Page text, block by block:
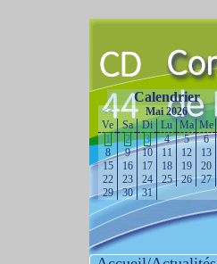
Calendrier
<< Mai 2026
Ve
Sa Di Lu Ma Me
1
2 3 4 5 6
8
9 10 11 12 13
15
16 17 18 19 20
22
23 24 25 26 27
29
30 31